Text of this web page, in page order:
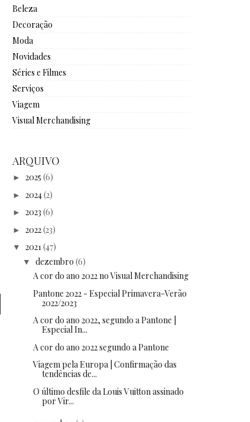
Beleza
Decoração
Moda
Novidades
Séries e Filmes
Serviços
Viagem
Visual Merchandising
ARQUIVO
► 2025 (6)
► 2024(2)
► 2023 (6)
► 2022(23)
▼ 2021(47)
▼ dezembro (6)
A cor do ano 2022 no Visual Merchandising
Pantone 2022 - Especial Primavera-Verão
2022/2023
A cor do ano 2022, segundo a Pantone |
Especial In...
A cor do ano 2022 segundo a Pantone
Viagem pela Europa | Confirmação das
tendências de...
O último desfile da Louis Vuitton assinado
por Vir...